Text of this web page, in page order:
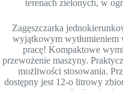
terenach zielonych, w
Zagęszczarka
wyjątkowym
pracę! Kompaktowe
przewożenie maszyny.
możliwości stosowania.
dostępny jest 12-o litrowy